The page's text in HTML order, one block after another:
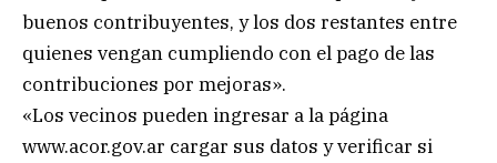
buenos contribuyentes, y los dos restantes entre
quienes vengan cumpliendo con el pago de las
contribuciones por mejoras».
«Los vecinos pueden ingresar a la página
www.acor.gov.ar cargar sus datos y verificar si